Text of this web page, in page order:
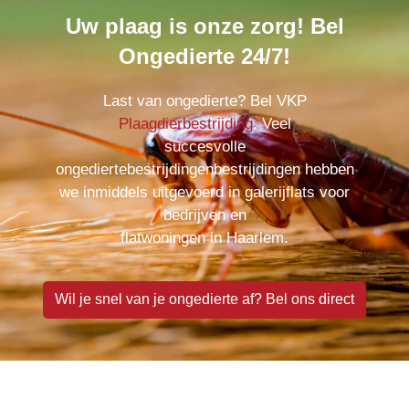
Uw plaag is onze zorg! Bel
Ongedierte 24/7!
Last van ongedierte? Bel VKP
Plaagdierbestrijding. Veel
succesvolle
ongediertebestrijdingenbestrijdingen hebben
we inmiddels uitgevoerd in galerijflats voor
bedrijven en
flatwoningen in Haarlem.
Wil je snel van je ongedierte af? Bel ons direct